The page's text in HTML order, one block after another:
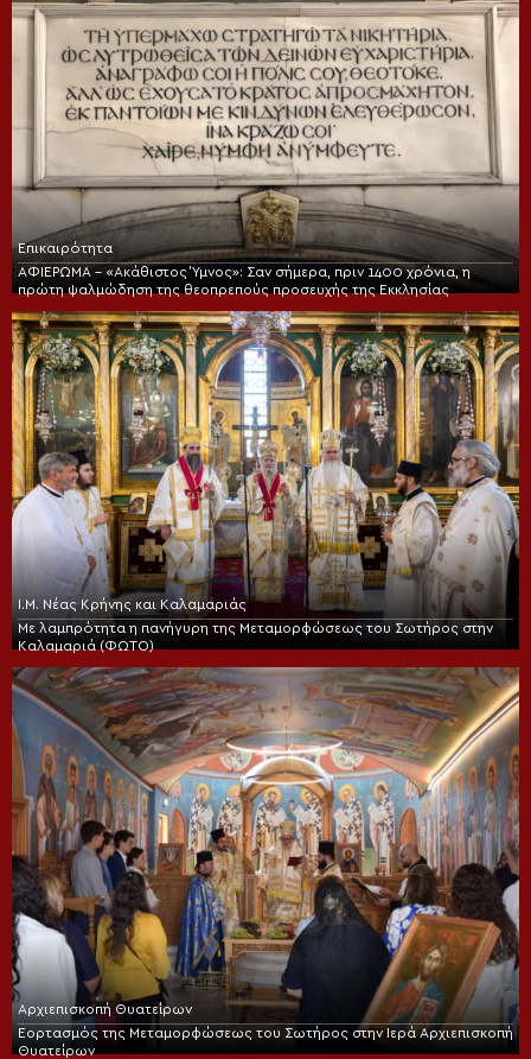
Επικαιρότητα
ΑΦΙΕΡΩΜΑ – «Ακάθιστος Ύμνος»: Σαν σήμερα, πριν 1400 χρόνια, η
πρώτη ψαλμώδηση της θεοπρεπούς προσευχής της Εκκλησίας
Ι.Μ. Νέας Κρήνης και Καλαμαριάς
Με λαμπρότητα η πανήγυρη της Μεταμορφώσεως του Σωτήρος στην
Καλαμαριά (ΦΩΤΟ)
Αρχιεπισκοπή Θυατείρων
Εορτασμός της Μεταμορφώσεως του Σωτήρος στην Ιερά Αρχιεπισκοπή
Θυατείρων